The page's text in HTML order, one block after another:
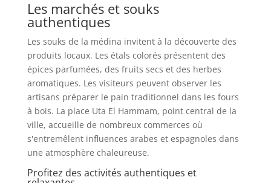
Les marchés et souks
authentiques
Les souks de la médina invitent à la découverte des
produits locaux. Les étals colorés présentent des
épices parfumées, des fruits secs et des herbes
aromatiques. Les visiteurs peuvent observer les
artisans préparer le pain traditionnel dans les fours
à bois. La place Uta El Hammam, point central de la
ville, accueille de nombreux commerces où
s'entremêlent influences arabes et espagnoles dans
une atmosphère chaleureuse.
Profitez des activités authentiques et